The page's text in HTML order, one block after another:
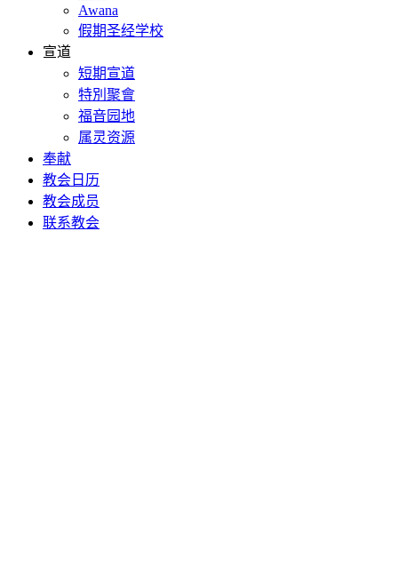
Awana
假期圣经学校
宣道
短期宣道
特別聚會
福音园地
属灵资源
奉献
教会日历
教会成员
联系教会